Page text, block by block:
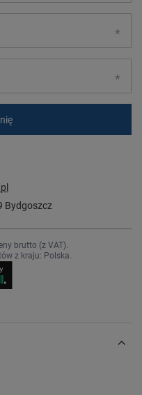
Bydgoszcz
brutto (z VAT).
z kraju: Polska.